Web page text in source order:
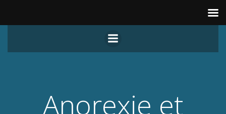
au
contenu
Anorexie et